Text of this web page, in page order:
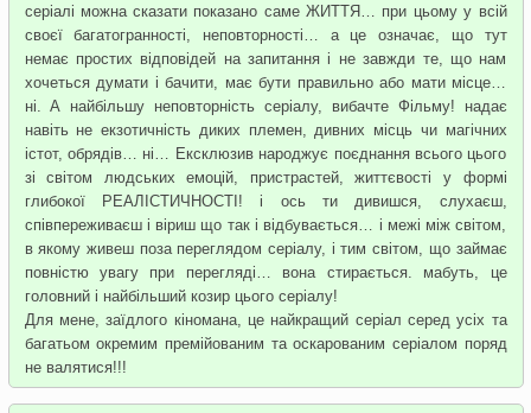
серіалі можна сказати показано саме ЖИТТЯ… при цьому у всій
своєї багатогранності, неповторності… а це означає, що тут
немає простих відповідей на запитання і не завжди те, що нам
хочеться думати і бачити, має бути правильно або мати місце…
ні. А найбільшу неповторність серіалу, вибачте Фільму! надає
навіть не екзотичність диких племен, дивних місць чи магічних
істот, обрядів… ні… Ексклюзив народжує поєднання всього цього
зі світом людських емоцій, пристрастей, життєвості у формі
глибокої РЕАЛІСТИЧНОСТІ! і ось ти дивишся, слухаєш,
співпереживаєш і віриш що так і відбувається… і межі між світом,
в якому живеш поза переглядом серіалу, і тим світом, що займає
повністю увагу при перегляді… вона стирається. мабуть, це
головний і найбільший козир цього серіалу!
Для мене, заїдлого кіномана, це найкращий серіал серед усіх та
багатьом окремим премійованим та оскарованим серіалом поряд
не валятися!!!